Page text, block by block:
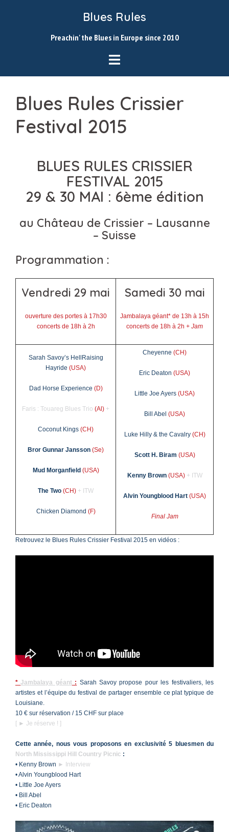
Blues Rules
Preachin' the Blues in Europe since 2010
Blues Rules Crissier
Festival 2015
BLUES RULES CRISSIER
FESTIVAL 2015
29 & 30 MAI : 6ème édition
au Château de Crissier – Lausanne
– Suisse
Programmation :
Vendredi 29 mai
ouverture des portes à 17h30
concerts de 18h à 2h
Samedi 30 mai
Jambalaya géant* de 13h à 15h
concerts de 18h à 2h + Jam
Sarah Savoy’s HellRaising
Hayride (USA)
Dad Horse Experience (D)
Faris : Touareg Blues Trio (Al) +
Coconut Kings (CH)
Bror Gunnar Jansson (Se)
Mud Morganfield (USA)
The Two (CH) + ITW
Chicken Diamond (F)
Cheyenne (CH)
Eric Deaton (USA)
Little Joe Ayers (USA)
Bill Abel (USA)
Luke Hilly & the Cavalry (CH)
Scott H. Biram (USA)
Kenny Brown (USA) + ITW
Alvin Youngblood Hart (USA)
Final Jam
Retrouvez le Blues Rules Crissier Festival 2015 en vidéos :
*Jambalaya géant: Sarah Savoy propose pour les festivaliers, les
artistes et l’équipe du festival de partager ensemble ce plat typique de
Louisiane.
10 € sur réservation / 15 CHF sur place
[ ► Je réserve ! ]
Cette année, nous vous proposons en exclusivité 5 bluesmen du
North Mississippi Hill Country Picnic :
• Kenny Brown ► Interview
• Alvin Youngblood Hart
• Little Joe Ayers
• Bill Abel
• Eric Deaton